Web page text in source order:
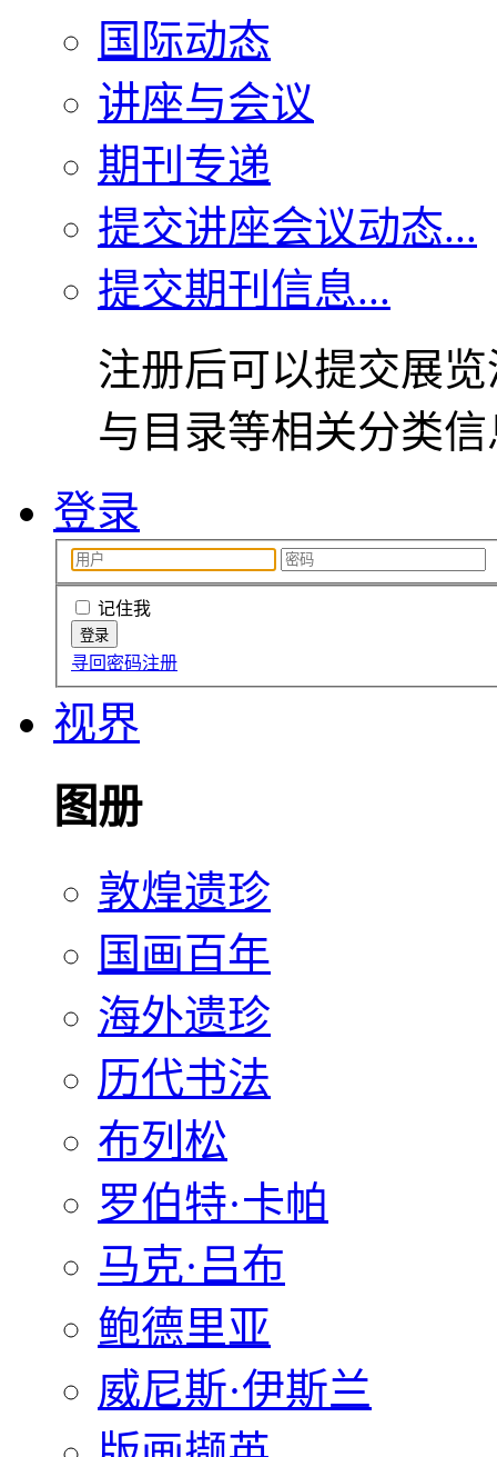
国际动态
讲座与会议
期刊专递
提交讲座会议动态...
提交期刊信息...
注册后可以提交展
与目录等相关分类
登录
记住我
寻回密码注册
视界
图册
敦煌遗珍
国画百年
海外遗珍
历代书法
布列松
罗伯特·卡帕
马克·吕布
鲍德里亚
威尼斯·伊斯兰